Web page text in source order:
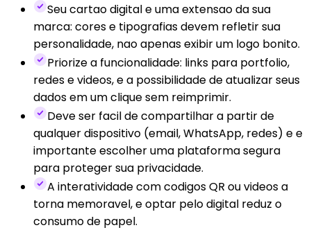
Seu cartao digital e uma extensao da sua
marca: cores e tipografias devem refletir sua
personalidade, nao apenas exibir um logo bonito.
Priorize a funcionalidade: links para portfolio,
redes e videos, e a possibilidade de atualizar seus
dados em um clique sem reimprimir.
Deve ser facil de compartilhar a partir de
qualquer dispositivo (email, WhatsApp, redes) e e
importante escolher uma plataforma segura
para proteger sua privacidade.
A interatividade com codigos QR ou videos a
torna memoravel, e optar pelo digital reduz o
consumo de papel.